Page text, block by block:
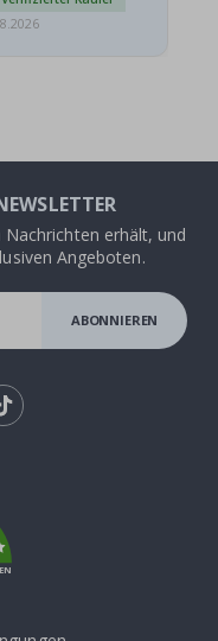
Nachrichten erhält, und
Angeboten.
ABONNIEREN